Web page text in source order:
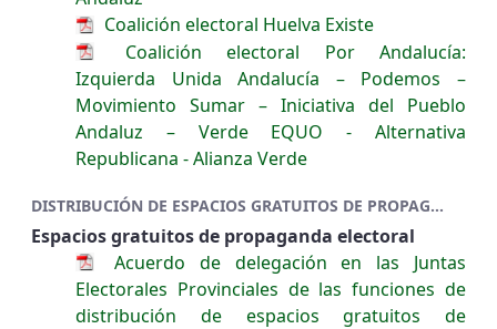
Coalición electoral Huelva Existe
Coalición electoral Por Andalucía:
Izquierda Unida Andalucía – Podemos –
Movimiento Sumar – Iniciativa del Pueblo
Andaluz – Verde EQUO - Alternativa
Republicana - Alianza Verde
DISTRIBUCIÓN DE ESPACIOS GRATUITOS DE PROPAGANDA ELECTORAL Y PLANES DE COBERTURA
Espacios gratuitos de propaganda electoral
Acuerdo de delegación en las Juntas
Electorales Provinciales de las funciones de
distribución de espacios gratuitos de